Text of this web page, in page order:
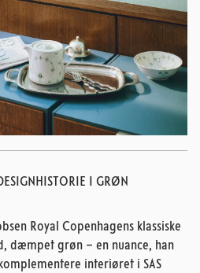
I GRØN
Royal Copenhagens klassiske
dæmpet grøn – en nuance, han
interiøret i SAS